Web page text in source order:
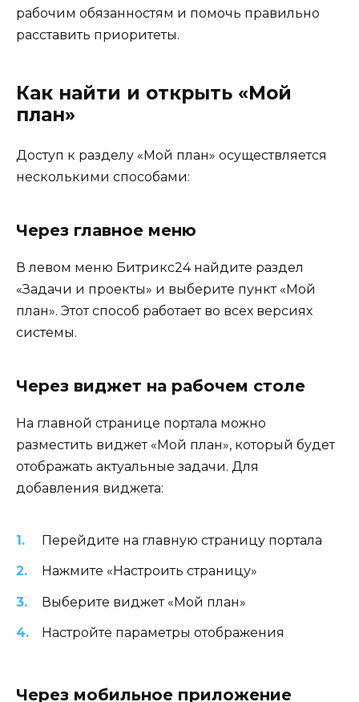
рабочим обязанностям и помочь правильно
расставить приоритеты.
Как найти и открыть «Мой
план»
Доступ к разделу «Мой план» осуществляется
несколькими способами:
Через главное меню
В левом меню Битрикс24 найдите раздел
«Задачи и проекты» и выберите пункт «Мой
план». Этот способ работает во всех версиях
системы.
Через виджет на рабочем столе
На главной странице портала можно
разместить виджет «Мой план», который будет
отображать актуальные задачи. Для
добавления виджета:
Перейдите на главную страницу портала
Нажмите «Настроить страницу»
Выберите виджет «Мой план»
Настройте параметры отображения
Через мобильное приложение